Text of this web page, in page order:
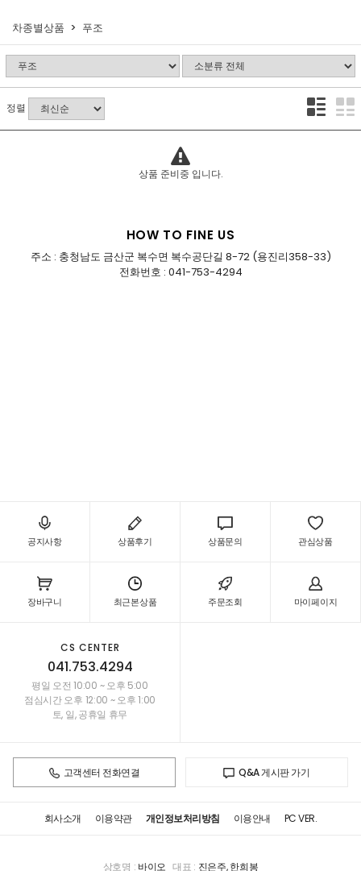
차종별상품 푸조
정렬
상품 준비중 입니다.
HOW TO FINE US
주소 : 충청남도 금산군 복수면 복수공단길 8-72 (용진리358-33)
전화번호 : 041-753-4294
공지사항 상품후기 상품문의 관심상품
장바구니 최근본상품 주문조회 마이페이지
CS CENTER
041.753.4294
평일 오전 10:00 ~ 오후 5:00
점심시간 오후 12:00 ~ 오후 1:00
토, 일, 공휴일 휴무
고객센터 전화연결 Q&A 게시판 가기
회사소개 이용약관 개인정보처리방침 이용안내 PC VER.
상호명 : 바이오 대표 : 진은주, 한희봉